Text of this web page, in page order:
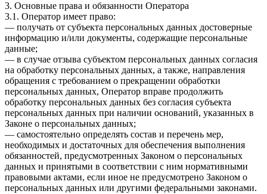
3. Основные права и обязанности Оператора
3.1. Оператор имеет право:
— получать от субъекта персональных данных достоверные
информацию и/или документы, содержащие персональные
данные;
— в случае отзыва субъектом персональных данных согласия
на обработку персональных данных, а также, направления
обращения с требованием о прекращении обработки
персональных данных, Оператор вправе продолжить
обработку персональных данных без согласия субъекта
персональных данных при наличии оснований, указанных в
Законе о персональных данных;
— самостоятельно определять состав и перечень мер,
необходимых и достаточных для обеспечения выполнения
обязанностей, предусмотренных Законом о персональных
данных и принятыми в соответствии с ним нормативными
правовыми актами, если иное не предусмотрено Законом о
персональных данных или другими федеральными законами.